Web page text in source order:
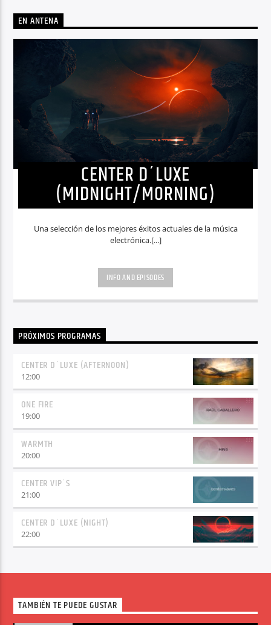
EN ANTENA
CENTER D´LUXE
(MIDNIGHT/MORNING)
Una selección de los mejores éxitos actuales de la música
electrónica.[...]
INFO AND EPISODES
PRÓXIMOS PROGRAMAS
CENTER D´LUXE (AFTERNOON)
12:00
ONE FIRE
19:00
WARMTH
20:00
CENTER VIP´S
21:00
CENTER D´LUXE (NIGHT)
22:00
TAMBIÉN TE PUEDE GUSTAR